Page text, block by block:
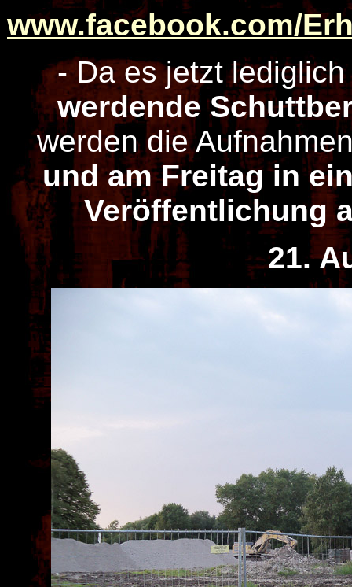
www.facebook.com/
- Da es jetzt
werdende
werden die
und am Freitag in
Veröffentlichung
21.